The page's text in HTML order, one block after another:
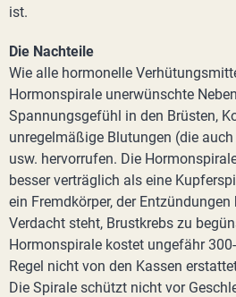
ist.
Die Nachteile
Wie alle hormonelle
Hormonspirale unerwünschte
Spannungsgefühl in den Brüsten,
unregelmäßige Blutungen (die
usw. hervorrufen. Die
besser verträglich als eine
ein Fremdkörper, der
Verdacht steht, Brustkrebs zu
Hormonspirale kostet ungefähr
Regel nicht von den Kassen
Die Spirale schützt nicht vor